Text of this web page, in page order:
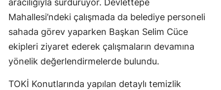
aracılığıyla sürdürüyor. Devlettepe
Mahallesi’ndeki çalışmada da belediye personeli
sahada görev yaparken Başkan Selim Cüce
ekipleri ziyaret ederek çalışmaların devamına
yönelik değerlendirmelerde bulundu.
TOKİ Konutlarında yapılan detaylı temizlik